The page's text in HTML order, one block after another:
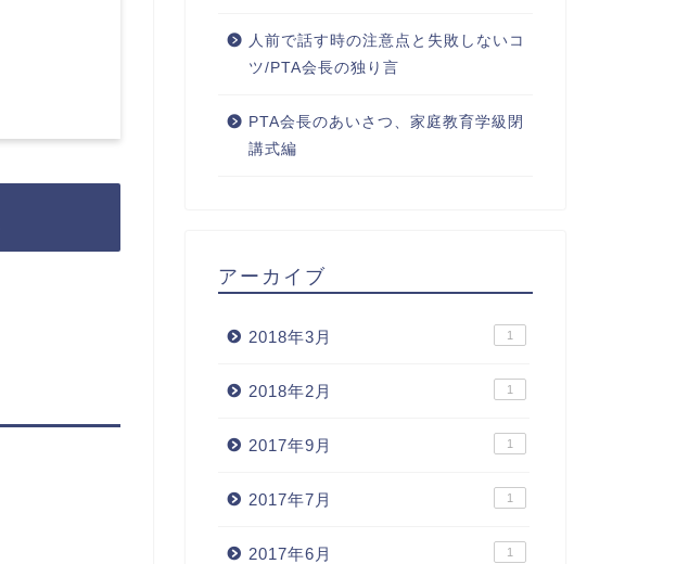
人前で話す時の注意点と失敗しないコ
ツ/PTA会長の独り言
PTA会長のあいさつ、家庭教育学級閉
講式編
アーカイブ
2018年3月 1
2018年2月 1
2017年9月 1
2017年7月 1
2017年6月 1